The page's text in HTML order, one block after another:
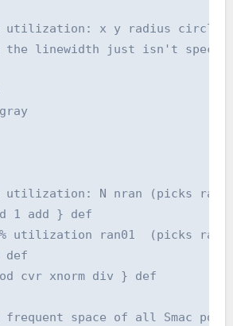
x y radius circle
the linewidth just isn't
N nran (picks
1 add } def
utilization ran01  (picks
def
cvr xnorm div } def
frequent space of all Smac